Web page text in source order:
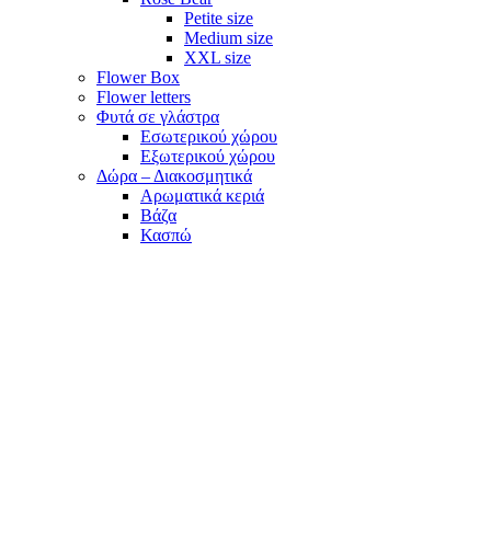
Petite size
Medium size
XXL size
Flower Box
Flower letters
Φυτά σε γλάστρα
Εσωτερικού χώρου
Εξωτερικού χώρου
Δώρα – Διακοσμητικά
Αρωματικά κεριά
Βάζα
Κασπώ